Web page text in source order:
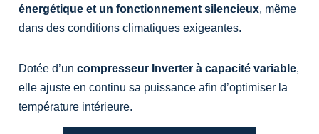
énergétique et un fonctionnement silencieux, même
dans des conditions climatiques exigeantes.
Dotée d’un compresseur Inverter à capacité variable,
elle ajuste en continu sa puissance afin d’optimiser la
température intérieure.